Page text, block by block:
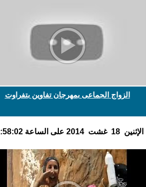
الزواج الجماعى بمهرجان تفاوين بتفراوت
اﻹثنين 18 غشت 2014 على الساعة 23:58:02